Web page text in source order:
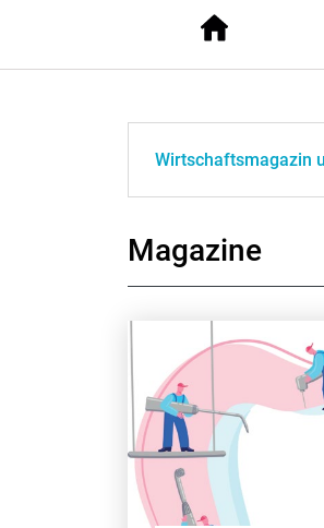
Wirtschaftsmagazin
Magazine